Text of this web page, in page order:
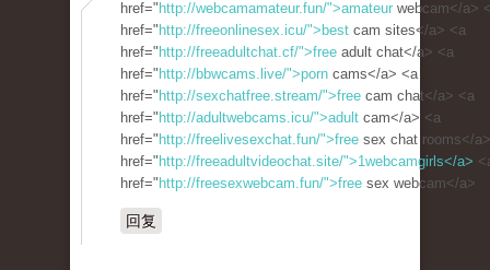
href=" http://webcamamateur.fun/">amateur webcam</a>
href=" http://freeonlinesex.icu/">best cam sites</a> <a
href=" http://freeadultchat.cf/">free adult chat</a> <a
href=" http://bbwcams.live/">porn cams</a> <a
href=" http://sexchatfree.stream/">free cam chat</a> <a
href=" http://adultwebcams.icu/">adult cam</a> <a
href=" http://freelivesexchat.fun/">free sex chat rooms</
href=" http://freeadultvideochat.site/">1webcamgirls</a>
href=" http://freesexwebcam.fun/">free sex webcam</a>
回复